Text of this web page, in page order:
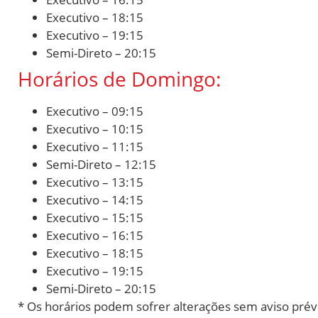
Executivo – 18:15
Executivo – 19:15
Semi-Direto – 20:15
Horários de Domingo:
Executivo – 09:15
Executivo – 10:15
Executivo – 11:15
Semi-Direto – 12:15
Executivo – 13:15
Executivo – 14:15
Executivo – 15:15
Executivo – 16:15
Executivo – 18:15
Executivo – 19:15
Semi-Direto – 20:15
* Os horários podem sofrer alterações sem aviso